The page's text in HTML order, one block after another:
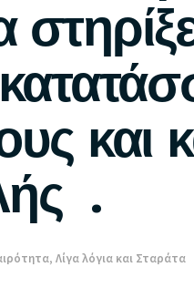
και
.
, Λίγα λόγια και Σταράτα